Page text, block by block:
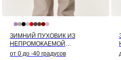
ЗИМНИЙ ПУХОВИК ИЗ
НЕПРОМОКАЕМОЙ
МЕМБРАНЫ КОЛОР-БЛОК
от 0 до -40 градусов